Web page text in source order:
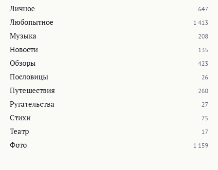
Личное 647
Любопытное 1 413
Музыка 208
Новости 135
Обзоры 423
Пословицы 26
Путешествия 260
Ругательства 27
Стихи 75
Театр 17
Фото 1 159